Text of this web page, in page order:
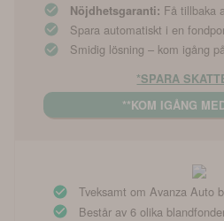
Nöjdhetsgaranti: Få tillbaka
Spara automatiskt i en
Smidig lösning – kom igång
*SPARA
**KOM IGÅNG
Tveksamt om Avanza Auto
Består av 6 olika